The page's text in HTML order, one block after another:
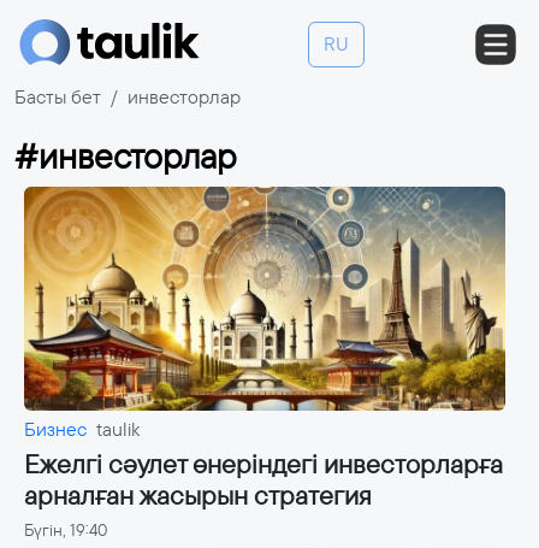
RU
Басты бет инвесторлар
#инвесторлар
Бизнес taulik
Ежелгі сәулет өнеріндегі инвесторларға
арналған жасырын стратегия
Бүгін, 19:40